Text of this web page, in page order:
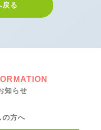
戻る
知らせ
の方へ